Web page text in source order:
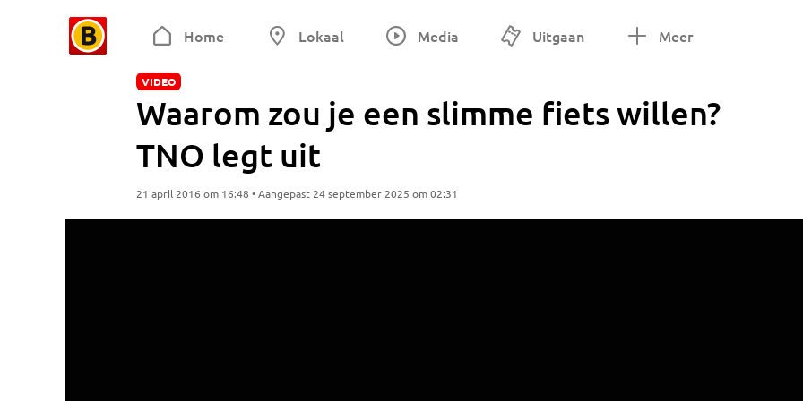
Home Lokaal Media Uitgaan Meer
VIDEO
Waarom zou je een slimme fiets willen?
TNO legt uit
21 april 2016 om 16:48 • Aangepast 24 september 2025 om 02:31